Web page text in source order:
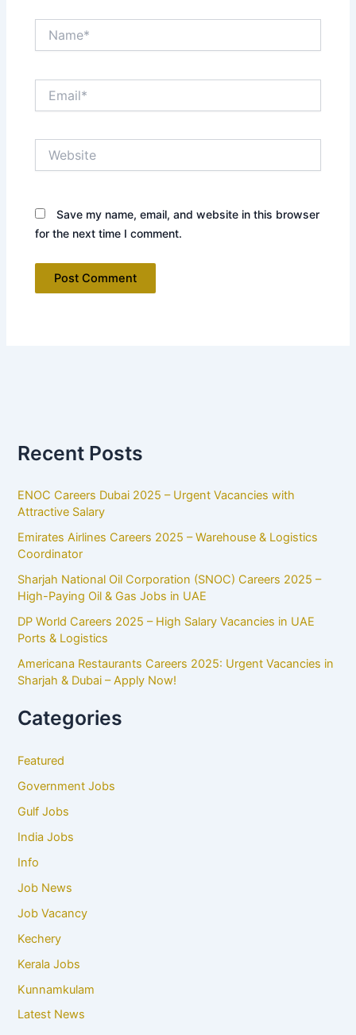
Save my name, email, and website in this browser
for the next time I comment.
Recent Posts
ENOC Careers Dubai 2025 – Urgent Vacancies with
Attractive Salary
Emirates Airlines Careers 2025 – Warehouse & Logistics
Coordinator
Sharjah National Oil Corporation (SNOC) Careers 2025 –
High-Paying Oil & Gas Jobs in UAE
DP World Careers 2025 – High Salary Vacancies in UAE
Ports & Logistics
Americana Restaurants Careers 2025: Urgent Vacancies in
Sharjah & Dubai – Apply Now!
Categories
Featured
Government Jobs
Gulf Jobs
India Jobs
Info
Job News
Job Vacancy
Kechery
Kerala Jobs
Kunnamkulam
Latest News